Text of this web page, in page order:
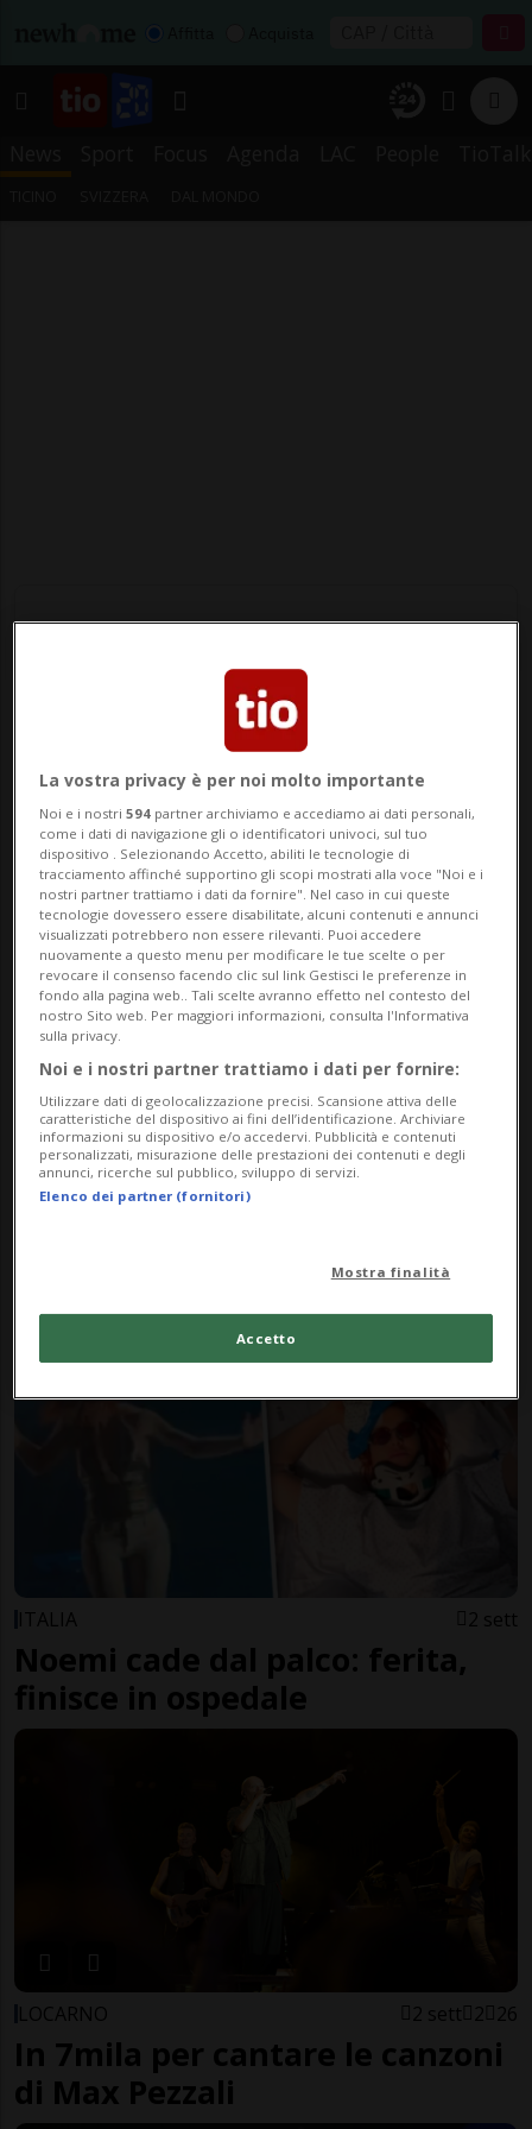
Notizie su Noemi
Segui le notizie e gli approfondimenti su
Noemi.
FASHIONCHANNEL
l'incidente: tornerà sul palco
ITALIA 2 sett
Noemi cade dal palco: ferita,
finisce in ospedale
LOCARNO 2 sett 2 26
In 7mila per cantare le canzoni
di Max Pezzali
La vostra privacy è per noi molto importante
Noi e i nostri594 partner archiviamo e accediamo ai dati personali,
come i dati di navigazione gli o identificatori univoci, sul tuo
dispositivo . Selezionando Accetto, abiliti le tecnologie di
tracciamento affinché supportino gli scopi mostrati alla voce "Noi e i
nostri partner trattiamo i dati da fornire". Nel caso in cui queste
tecnologie dovessero essere disabilitate, alcuni contenuti e annunci
visualizzati potrebbero non essere rilevanti. Puoi accedere
nuovamente a questo menu per modificare le tue scelte o per
revocare il consenso facendo clic sul link Gestisci le preferenze in
fondo alla pagina web.. Tali scelte avranno effetto nel contesto del
nostro Sito web. Per maggiori informazioni, consulta l'Informativa
sulla privacy.
Noi e i nostri partner trattiamo i dati per fornire:
Utilizzare dati di geolocalizzazione precisi. Scansione attiva delle
caratteristiche del dispositivo ai fini dell’identificazione. Archiviare
informazioni su dispositivo e/o accedervi. Pubblicità e contenuti
personalizzati, misurazione delle prestazioni dei contenuti e degli
annunci, ricerche sul pubblico, sviluppo di servizi.
Elenco dei partner (fornitori)
Mostra finalità
Accetto